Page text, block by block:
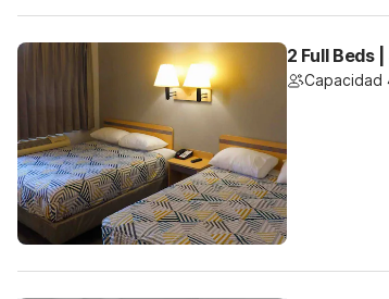
2 Full Beds
Capacidad